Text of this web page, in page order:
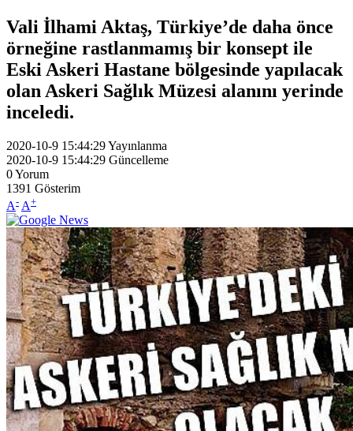
Vali İlhami Aktaş, Türkiye’de daha önce
örneğine rastlanmamış bir konsept ile
Eski Askeri Hastane bölgesinde yapılacak
olan Askeri Sağlık Müzesi alanını yerinde
inceledi.
2020-10-9 15:44:29Yayınlanma
2020-10-9 15:44:29 Güncelleme
0Yorum
1391 Gösterim
A- A+